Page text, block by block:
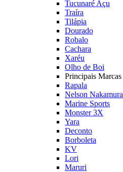
Tucunaré Açu
Traíra
Tilápia
Dourado
Robalo
Cachara
Xaréu
Olho de Boi
Principais Marcas
Rapala
Nelson Nakamura
Marine Sports
Monster 3X
Yara
Deconto
Borboleta
KV
Lori
Maruri